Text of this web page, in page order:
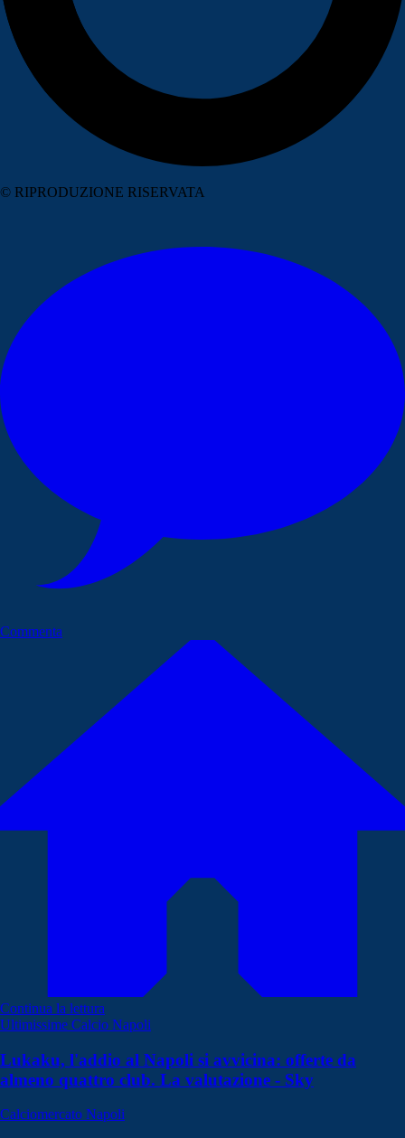
© RIPRODUZIONE RISERVATA
Commenta
Continua la lettura
Ultimissime Calcio Napoli
Lukaku, l'addio al Napoli si avvicina: offerte da
almeno quattro club. La valutazione - Sky
Calciomercato Napoli